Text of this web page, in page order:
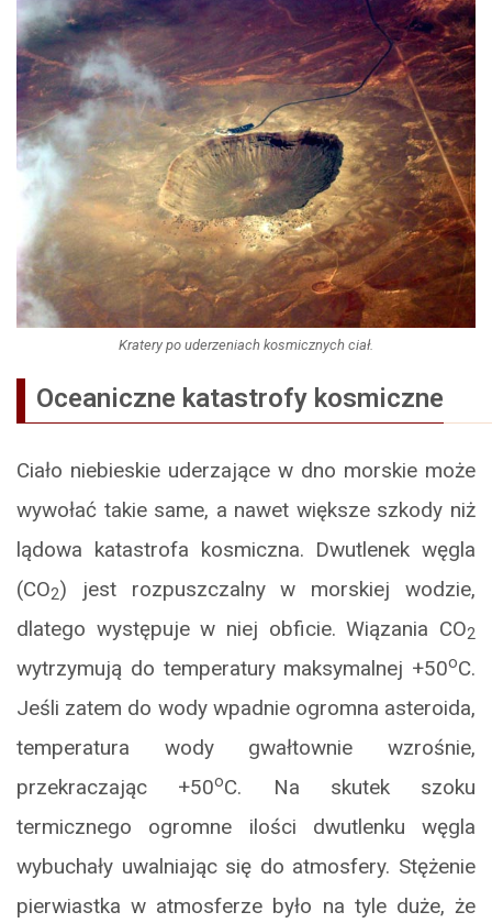
Kratery po uderzeniach kosmicznych ciał.
Oceaniczne katastrofy kosmiczne
Ciało niebieskie uderzające w dno morskie może
wywołać takie same, a nawet większe szkody niż
lądowa katastrofa kosmiczna. Dwutlenek węgla
(CO2) jest rozpuszczalny w morskiej wodzie,
dlatego występuje w niej obficie. Wiązania CO2
wytrzymują do temperatury maksymalnej +50oC.
Jeśli zatem do wody wpadnie ogromna asteroida,
temperatura wody gwałtownie wzrośnie,
przekraczając +50oC. Na skutek szoku
termicznego ogromne ilości dwutlenku węgla
wybuchały uwalniając się do atmosfery. Stężenie
pierwiastka w atmosferze było na tyle duże, że